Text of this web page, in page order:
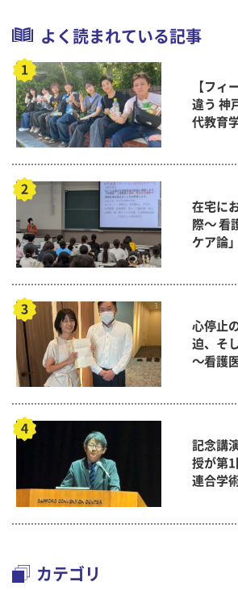
よく読まれている記事
【フィ
違う 神
代教育
在宅に
際～ 看
ケア論」
心停止
迫、そ
～看護
記念講
授が第1
連合学
カテゴリ